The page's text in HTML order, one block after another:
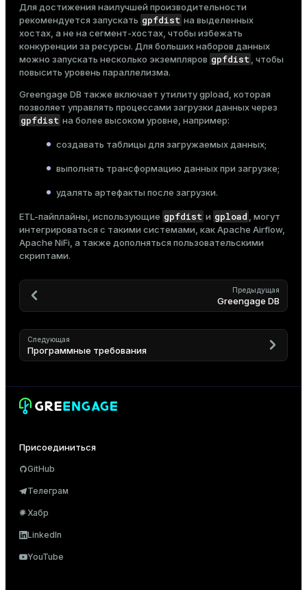
Для достижения наилучшей производительности
рекомендуется запускать gpfdist на выделенных
хостах, а не на сегмент-хостах, чтобы избежать
конкуренции за ресурсы. Для больших наборов данных
можно запускать несколько экземпляров gpfdist , чтобы
повысить уровень параллелизма.
Greengage DB также включает утилитуgpload , которая
позволяет управлять процессами загрузки данных через
gpfdist на более высоком уровне, например:
создавать таблицы для загружаемых данных;
выполнять трансформацию данныхпри загрузке;
удалять артефакты после загрузки.
ETL-пайплайны, использующие gpfdist и gpload
, могут
интегрироваться с такими системами, как Apache Airflow,
Apache NiFi, а также дополняться пользовательскими
скриптами.
Предыдущая
Greengage DB
Следующая
Программные требования
Присоединиться
GitHub
Телеграм
Хабр
LinkedIn
YouTube